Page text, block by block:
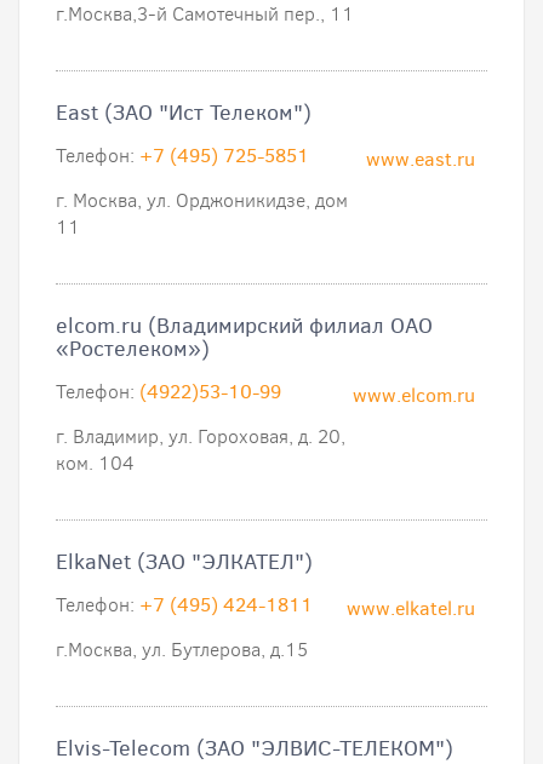
г.Москва,3-й Самотечный пер., 11
East (ЗАО "Ист Телеком")
www.east.ru
Телефон: +7 (495) 725-5851
г. Москва, ул. Орджоникидзе, дом
11
elcom.ru (Владимирский филиал ОАО
«Ростелеком»)
www.elcom.ru
Телефон: (4922)53-10-99
г. Владимир, ул. Гороховая, д. 20,
ком. 104
ElkaNet (ЗАО "ЭЛКАТЕЛ")
www.elkatel.ru
Телефон: +7 (495) 424-1811
г.Москва, ул. Бутлерова, д.15
Elvis-Telecom (ЗАО "ЭЛВИС-ТЕЛЕКОМ")